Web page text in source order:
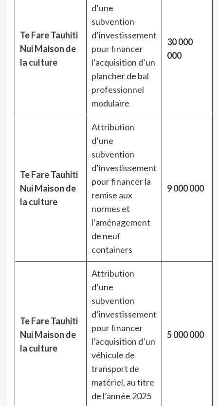
Te Fare Tauhiti
Nui Maison de
la culture
d’une
subvention
d’investissement
pour financer
l’acquisition d’un
plancher de bal
professionnel
modulaire
30 000
000
Te Fare Tauhiti
Nui Maison de
la culture
Attribution
d’une
subvention
d’investissement
pour financer la
remise aux
normes et
l’aménagement
de neuf
containers
9 000 000
Te Fare Tauhiti
Nui Maison de
la culture
Attribution
d’une
subvention
d’investissement
pour financer
l’acquisition d’un
véhicule de
transport de
matériel, au titre
de l’année 2025
5 000 000